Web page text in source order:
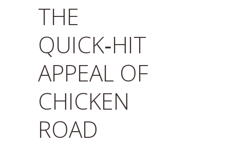
THE
QUICK‑HIT
APPEAL OF
CHICKEN
ROAD